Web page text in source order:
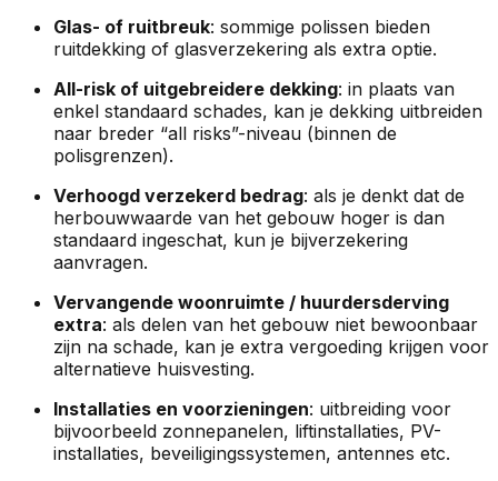
Glas- of ruitbreuk: sommige polissen bieden
ruitdekking of glasverzekering als extra optie.
All-risk of uitgebreidere dekking: in plaats van
enkel standaard schades, kan je dekking uitbreiden
naar breder “all risks”-niveau (binnen de
polisgrenzen).
Verhoogd verzekerd bedrag: als je denkt dat de
herbouwwaarde van het gebouw hoger is dan
standaard ingeschat, kun je bijverzekering
aanvragen.
Vervangende woonruimte / huurdersderving
extra: als delen van het gebouw niet bewoonbaar
zijn na schade, kan je extra vergoeding krijgen voor
alternatieve huisvesting.
Installaties en voorzieningen: uitbreiding voor
bijvoorbeeld zonnepanelen, liftinstallaties, PV-
installaties, beveiligingssystemen, antennes etc.